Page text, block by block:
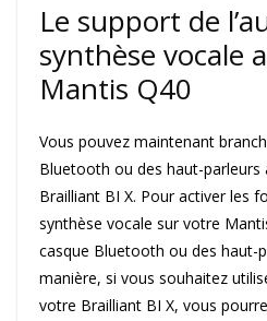
Le support de
synthèse vocale
Mantis Q40
Vous pouvez maintenant
Bluetooth ou des haut-
Brailliant BI X. Pour activer les
synthèse vocale sur votre
casque Bluetooth ou des haut-
manière, si vous souhaitez
votre Brailliant BI X, vous